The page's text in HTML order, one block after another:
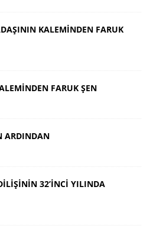
KALEMİNDEN FARUK
FARUK ŞEN
ARDINDAN
32’İNCİ YILINDA